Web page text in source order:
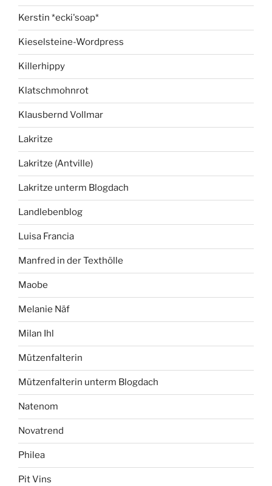
Kerstin *ecki'soap*
Kieselsteine-Wordpress
Killerhippy
Klatschmohnrot
Klausbernd Vollmar
Lakritze
Lakritze (Antville)
Lakritze unterm Blogdach
Landlebenblog
Luisa Francia
Manfred in der Texthölle
Maobe
Melanie Näf
Milan Ihl
Mützenfalterin
Mützenfalterin unterm Blogdach
Natenom
Novatrend
Philea
Pit Vins